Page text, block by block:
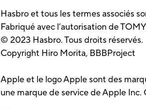
Hasbro et tous les termes associés
Fabriqué avec l’autorisation de
© 2023 Hasbro. Tous droits réservés.
Copyright Hiro Morita, BBBProject
Apple et le logo Apple sont des
une marque de service de Apple